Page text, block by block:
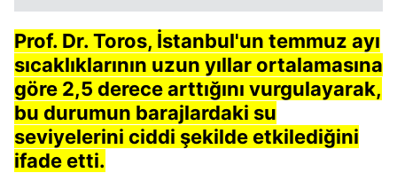
Prof. Dr. Toros, İstanbul'un temmuz ayı
sıcaklıklarının uzun yıllar ortalamasına
göre 2,5 derece arttığını vurgulayarak,
bu durumun barajlardaki su
seviyelerini ciddi şekilde etkilediğini
ifade etti.